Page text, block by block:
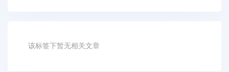
该标签下暂无相关文章